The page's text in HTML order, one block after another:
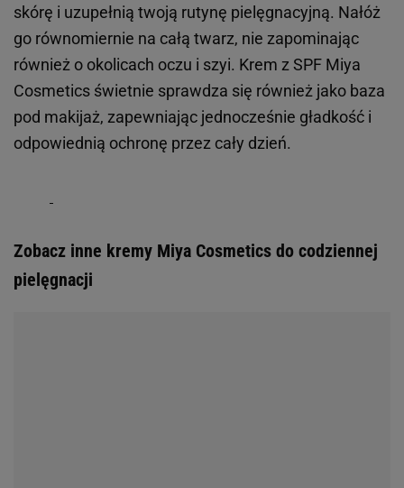
skórę i uzupełnią twoją rutynę pielęgnacyjną. Nałóż
go równomiernie na całą twarz, nie zapominając
również o okolicach oczu i szyi. Krem z SPF Miya
Cosmetics świetnie sprawdza się również jako baza
pod makijaż, zapewniając jednocześnie gładkość i
odpowiednią ochronę przez cały dzień.
Zobacz inne kremy Miya Cosmetics do codziennej
pielęgnacji